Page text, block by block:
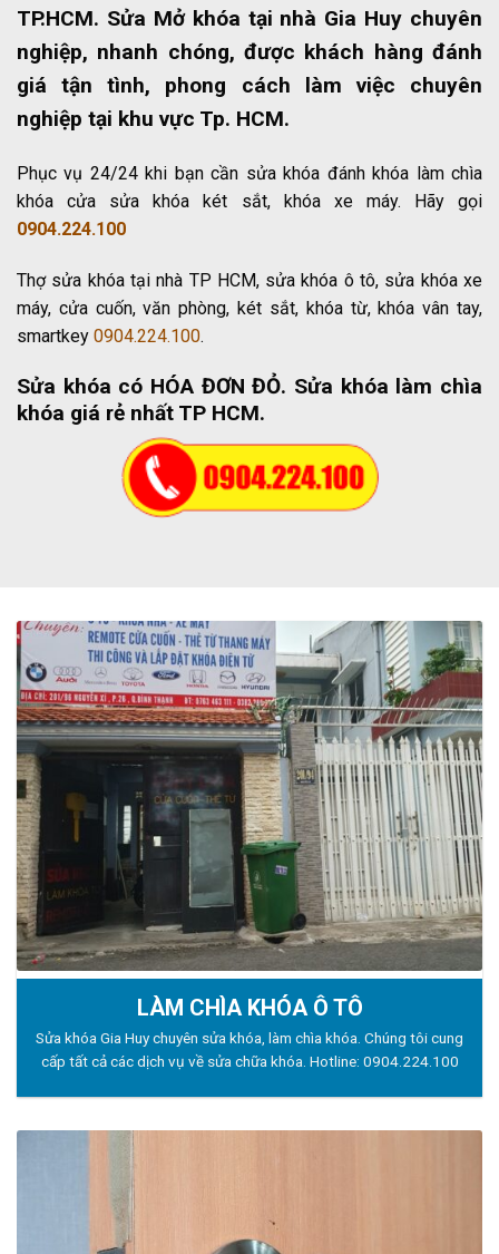
TP.HCM. Sửa Mở khóa tại nhà Gia Huy chuyên
nghiệp, nhanh chóng, được khách hàng đánh
giá tận tình, phong cách làm việc chuyên
nghiệp tại khu vực Tp. HCM.
Phục vụ 24/24 khi bạn cần sửa khóa đánh khóa làm chìa
khóa cửa sửa khóa két sắt, khóa xe máy. Hãy gọi
0904.224.100
Thợ sửa khóa tại nhà TP HCM, sửa khóa ô tô, sửa khóa xe
máy, cửa cuốn, văn phòng, két sắt, khóa từ, khóa vân tay,
smartkey 0904.224.100.
Sửa khóa có HÓA ĐƠN ĐỎ. Sửa khóa làm chìa
khóa giá rẻ nhất TP HCM.
LÀM CHÌA KHÓA Ô TÔ
Sửa khóa Gia Huy chuyên sửa khóa, làm chìa khóa. Chúng tôi cung
cấp tất cả các dịch vụ về sửa chữa khóa. Hotline: 0904.224.100